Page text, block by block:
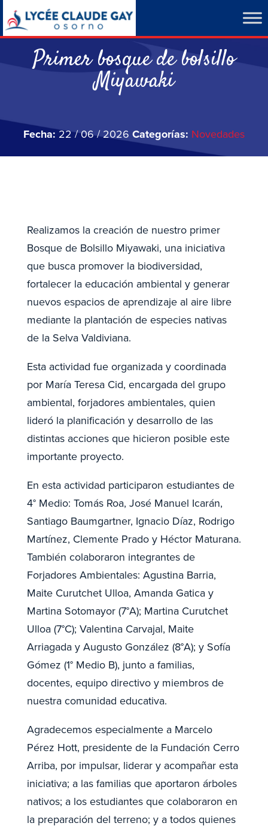
Primer bosque de bolsillo
Miyawaki
Fecha:22 / 06 / 2026 Categorías: Novedades
Realizamos la creación de nuestro primer
Bosque de Bolsillo Miyawaki, una iniciativa
que busca promover la biodiversidad,
fortalecer la educación ambiental y generar
nuevos espacios de aprendizaje al aire libre
mediante la plantación de especies nativas
de la Selva Valdiviana.
Esta actividad fue organizada y coordinada
por María Teresa Cid, encargada del grupo
ambiental, forjadores ambientales, quien
lideró la planificación y desarrollo de las
distintas acciones que hicieron posible este
importante proyecto.
En esta actividad participaron estudiantes de
4° Medio: Tomás Roa, José Manuel Icarán,
Santiago Baumgartner, Ignacio Díaz, Rodrigo
Martínez, Clemente Prado y Héctor Maturana.
También colaboraron integrantes de
Forjadores Ambientales: Agustina Barria,
Maite Curutchet Ulloa, Amanda Gatica y
Martina Sotomayor (7°A); Martina Curutchet
Ulloa (7°C); Valentina Carvajal, Maite
Arriagada y Augusto González (8°A); y Sofía
Gómez (1° Medio B), junto a familias,
docentes, equipo directivo y miembros de
nuestra comunidad educativa.
Agradecemos especialmente a Marcelo
Pérez Hott, presidente de la Fundación Cerro
Arriba, por impulsar, liderar y acompañar esta
iniciativa; a las familias que aportaron árboles
nativos; a los estudiantes que colaboraron en
la preparación del terreno; y a todos quienes